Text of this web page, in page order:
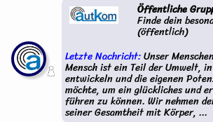
Öffentliche
Finde dein
(öffentlich)
Letzte Nachricht:Unser
Mensch ist ein Teil der Umwelt,
entwickeln und die eigenen
möchte, um ein glückliches und
führen zu können. Wir nehmen
seiner Gesamtheit mit Körper, ...